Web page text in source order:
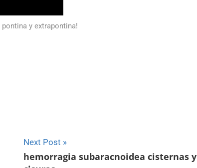
y extrapontina!
Next Post
hemorragia subaracnoidea cisternas y